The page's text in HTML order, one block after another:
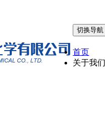
切换导航
首页
关于我们